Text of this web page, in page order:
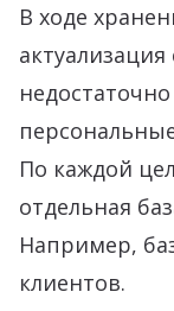
В ходе
По каждой
отдельная
Например,
клиентов.